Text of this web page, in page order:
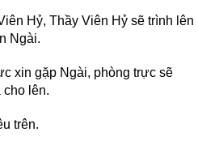
Hỷ, Thầy Viên Hỷ sẽ trình lên
Ngài.
xin gặp Ngài, phòng trực sẽ
lên.
trên.